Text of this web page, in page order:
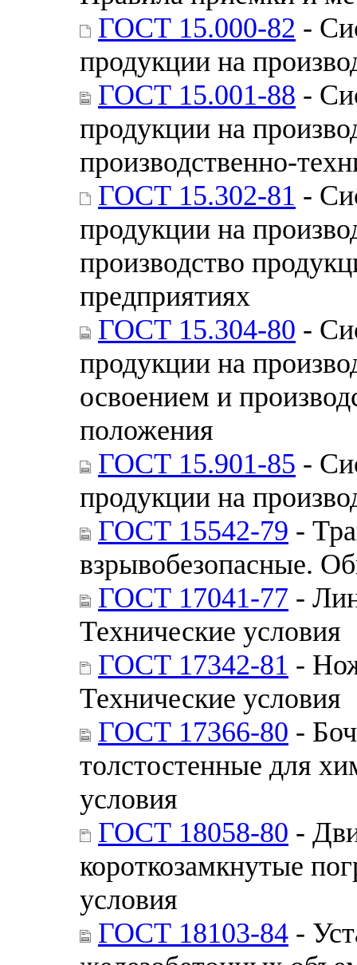
ГОСТ 15.000-82 -
продукции на
ГОСТ 15.001-88 -
продукции на
производственно-
ГОСТ 15.302-81 -
продукции на
производство
предприятиях
ГОСТ 15.304-80 -
продукции на
освоением и
положения
ГОСТ 15.901-85 -
продукции на
ГОСТ 15542-79 -
взрывобезопасные.
ГОСТ 17041-77 -
Технические условия
ГОСТ 17342-81 -
Технические условия
ГОСТ 17366-80 -
толстостенные для
условия
ГОСТ 18058-80 -
короткозамкнутые
условия
ГОСТ 18103-84 -